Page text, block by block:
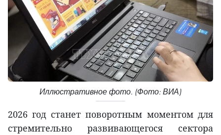
Иллюстративное фото. (Фото: ВИА)
2026 год станет поворотным моментом для
стремительно развивающегося сектора